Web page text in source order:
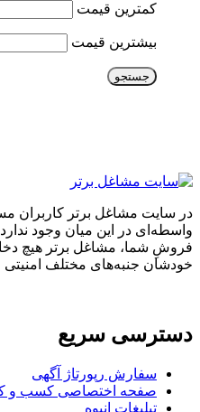
کمترین قیمت
بیشترین قیمت
جستجو
در سایت مشاغل برتر کاربران
واسطه‌ای در این میان وجود
فروشِ شما، مشاغل برتر هیچ
خودشان جنبه‌های مختلف امنیتی
دسترسی سریع
سفارش رپورتاژ آگهی
صفحه اختصاصی کسب و
تبلیغات انبوه